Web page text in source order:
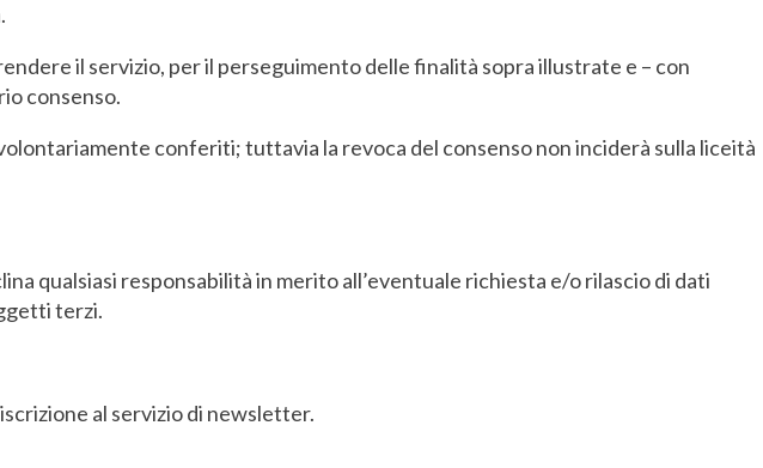
il servizio, per il perseguimento delle finalità sopra illustrate e – con
consenso.
conferiti; tuttavia la revoca del consenso non inciderà sulla liceità
qualsiasi responsabilità in merito all’eventuale richiesta e/o rilascio di dati
terzi.
al servizio di newsletter.